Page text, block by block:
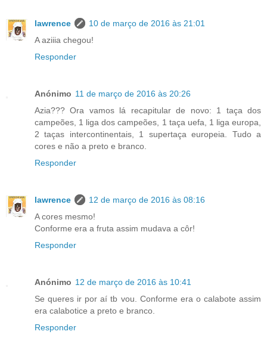
lawrence
10 de março de 2016 às 21:01
A aziiia chegou!
Responder
Anónimo 11 de março de 2016 às 20:26
Azia??? Ora vamos lá recapitular de novo: 1 taça dos
campeões, 1 liga dos campeões, 1 taça uefa, 1 liga europa,
2 taças intercontinentais, 1 supertaça europeia. Tudo a
cores e não a preto e branco.
Responder
lawrence
12 de março de 2016 às 08:16
A cores mesmo!
Conforme era a fruta assim mudava a côr!
Responder
Anónimo 12 de março de 2016 às 10:41
Se queres ir por aí tb vou. Conforme era o calabote assim
era calabotice a preto e branco.
Responder